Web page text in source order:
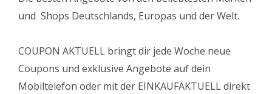
und Shops Deutschlands, Europas und der Welt.
COUPON AKTUELL bringt dir jede Woche neue
Coupons und exklusive Angebote auf dein
Mobiltelefon oder mit der EINKAUFAKTUELL direkt